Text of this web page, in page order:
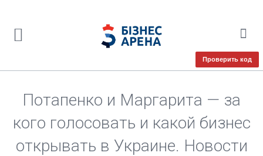
Проверить код
Потапенко и Маргарита — за
кого голосовать и какой бизнес
открывать в Украине. Новости